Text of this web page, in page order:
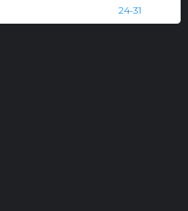
24-31